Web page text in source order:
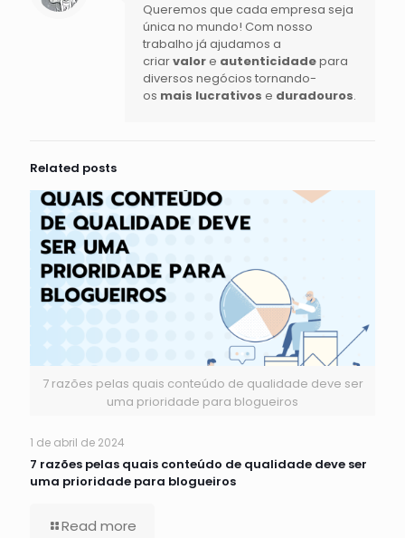
Queremos que cada empresa seja
única no mundo! Com nosso
trabalho já ajudamos a
criarvalore autenticidadepara
diversos negócios tornando-
os mais lucrativos e duradouros.
Related posts
7 razões pelas quais conteúdo de qualidade deve ser
uma prioridade para blogueiros
1 de abril de 2024
7 razões pelas quais conteúdo de qualidade deve ser
uma prioridade para blogueiros
Read more